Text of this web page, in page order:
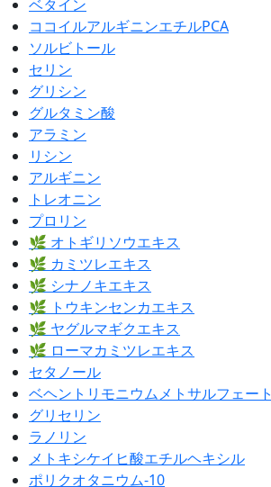
ベタイン
ココイルアルギニンエチルPCA
ソルビトール
セリン
グリシン
グルタミン酸
アラミン
リシン
アルギニン
トレオニン
プロリン
🌿 オトギリソウエキス
🌿 カミツレエキス
🌿 シナノキエキス
🌿 トウキンセンカエキス
🌿 ヤグルマギクエキス
🌿 ローマカミツレエキス
セタノール
ベヘントリモニウムメトサルフェート
グリセリン
ラノリン
メトキシケイヒ酸エチルヘキシル
ポリクオタニウム-10